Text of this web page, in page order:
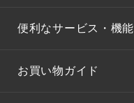
便利なサービス・機能
お買い物ガイド